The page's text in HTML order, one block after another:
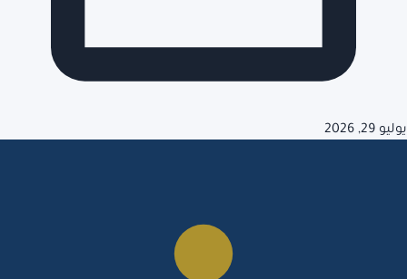
يوليو 29, 2026